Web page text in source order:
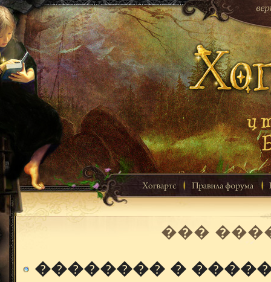
���
�������� �